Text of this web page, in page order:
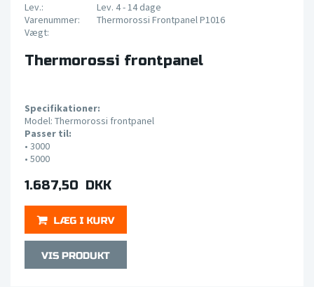
Lev.:
Lev. 4 - 14 dage
Varenummer:
Thermorossi Frontpanel P1016
Vægt:
Thermorossi frontpanel
Specifikationer:
Model: Thermorossi frontpanel
Passer til:
• 3000
• 5000
1.687,50 DKK